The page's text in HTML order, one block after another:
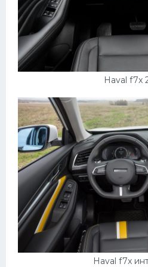
Haval f7x
Haval f7x